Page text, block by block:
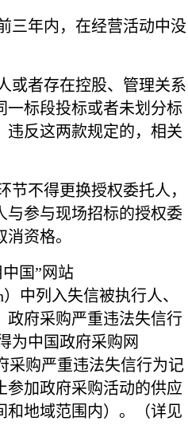
三年内，在经营活动中没
或者存在控股、管理关系
一标段投标或者未划分标
违反这两款规定的，相关
不得更换授权委托人，
与参与现场招标的授权委
资格。
国”网站
）中列入失信被执行人、
政府采购严重违法失信行
为中国政府采购网
采购严重违法失信行为记
参加政府采购活动的供应
和地域范围内）。（详见